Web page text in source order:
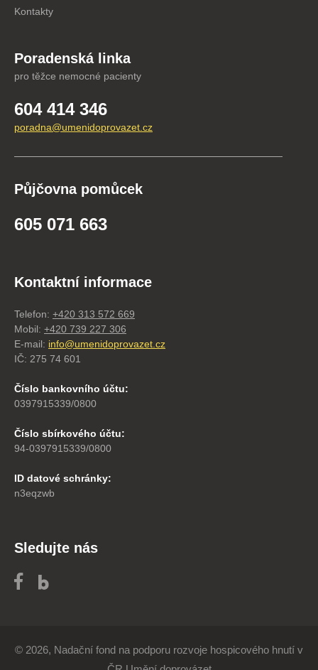
Kontakty
Poradenská linka
pro těžce nemocné pacienty
604 414 346
poradna@umenidoprovazet.cz
Půjčovna pomůcek
605 071 663
Kontaktní informace
Telefon: +420 313 572 669
Mobil: +420 739 227 306
E-mail: info@umenidoprovazet.cz
IČ: 275 74 601
Číslo bankovního účtu:
0397915339/0800
Číslo sbírkového účtu:
94-0397915339/0800
ID datové schránky:
n3eqzwb
Sledujte nás
© 2026, Nadační fond na podporu rozvoje hospicového hnutí v